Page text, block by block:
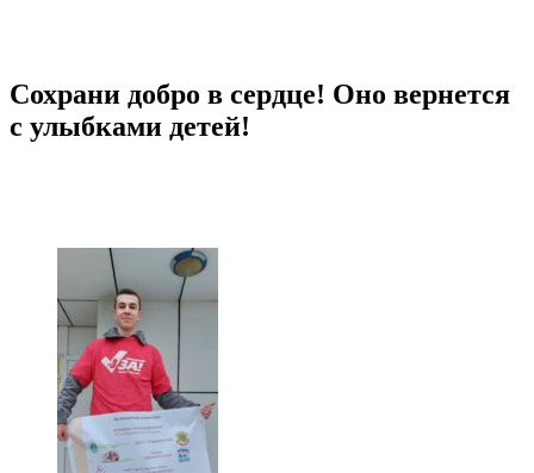
Сохрани добро в сердце! Оно вернется
с улыбками детей!